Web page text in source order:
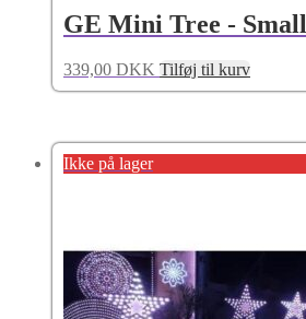
GE Mini Tree - Small
339,00 DKK Tilføj til kurv
Ikke på lager